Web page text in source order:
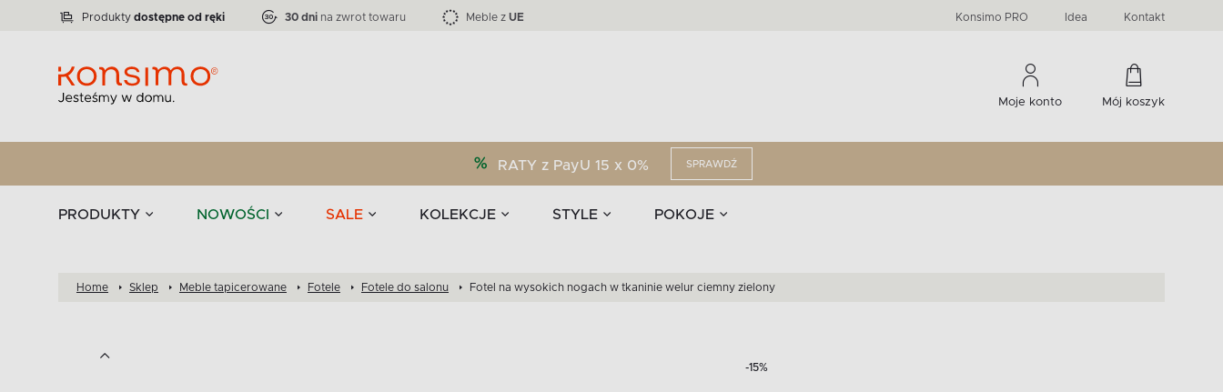
Produkty dostępne od ręki 30 dni na zwrot towaru Meble z UE Konsimo PRO Idea Kontakt
Moje konto Mój koszyk
RATY z PayU 15 x 0% SPRAWDŹ
PRODUKTY NOWOŚCI SALE KOLEKCJE STYLE POKOJE
Zastawy stołowe i akcesoria Komody, szafki RTV, witryny...
Kolekcja narożników RATLO -39 % Kolekcja mebli LOFTY -45 % -33 %
VICTO Liczba produktów:71 EPIRI Liczba produktów: Liczba produktów:60
ELEGANT Liczba produktów:864 TEENS Liczba produktów: Liczba produktów:274
stołowe
Home Sklep Meble tapicerowane Fotele Fotele do salonu Fotel na wysokich nogach w tkaninie welur ciemny zielony
-15%